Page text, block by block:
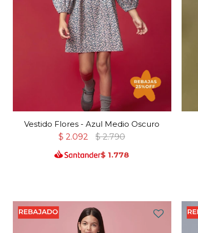
Vestido Flores - Azul Medio Oscuro
$ 2.092 $ 2.790
$ 1.778